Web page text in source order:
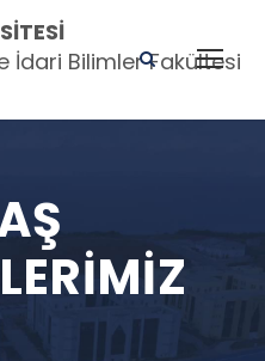
İdari Bilimler Fakültesi